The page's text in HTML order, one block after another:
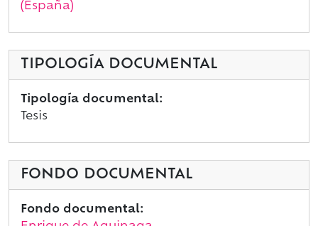
(España)
TIPOLOGÍA DOCUMENTAL
Tipología documental:
Tesis
FONDO DOCUMENTAL
Fondo documental: